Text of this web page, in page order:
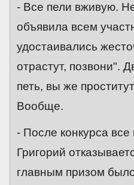
- Все пели вживую.
объявила всем
удостаивались
отрастут, позвони".
петь, вы же
Вообще.
- После конкурса
Григорий
главным призом